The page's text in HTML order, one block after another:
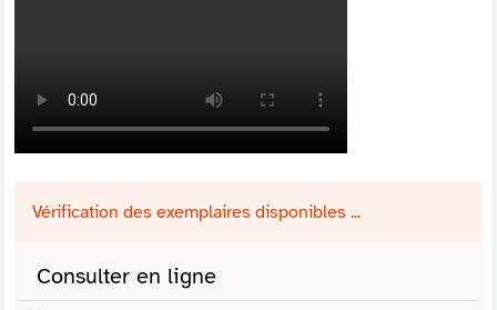
Vérification des exemplaires disponibles ...
Consulter en ligne